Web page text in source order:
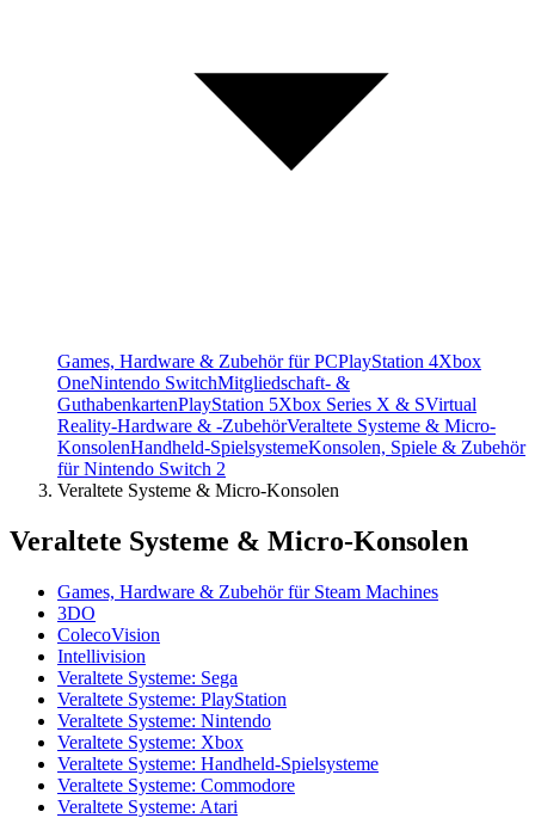
Games, Hardware & Zubehör für PCPlayStation 4Xbox
OneNintendo SwitchMitgliedschaft- &
GuthabenkartenPlayStation 5Xbox Series X & SVirtual
Reality-Hardware & -ZubehörVeraltete Systeme & Micro-
KonsolenHandheld-SpielsystemeKonsolen, Spiele & Zubehör
für Nintendo Switch 2
Veraltete Systeme & Micro-Konsolen
Veraltete Systeme & Micro-Konsolen
Games, Hardware & Zubehör für Steam Machines
3DO
ColecoVision
Intellivision
Veraltete Systeme: Sega
Veraltete Systeme: PlayStation
Veraltete Systeme: Nintendo
Veraltete Systeme: Xbox
Veraltete Systeme: Handheld-Spielsysteme
Veraltete Systeme: Commodore
Veraltete Systeme: Atari